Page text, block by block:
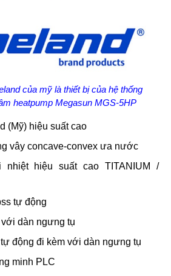
của mỹ là thiết bị của hệ thống
heatpump Megasun MGS-5HP
(Mỹ) hiệu suất cao
vây concave-convex ưa nước
nhiệt hiệu suất cao TITANIUM /
tự động
dàn ngưng tụ
động đi kèm với dàn ngưng tụ
minh PLC